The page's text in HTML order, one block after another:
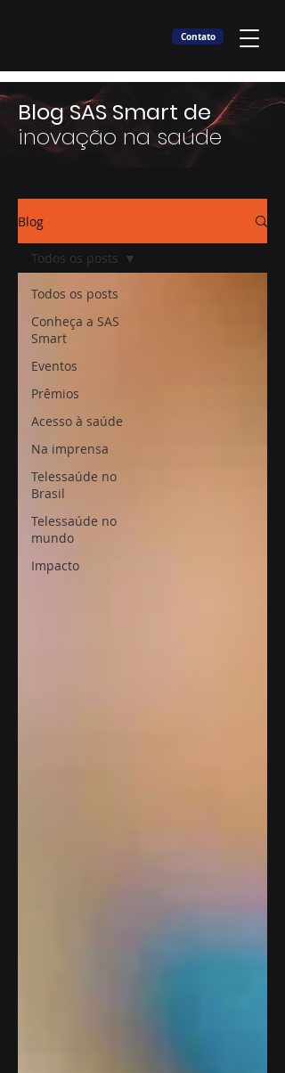
Contato
Blog SAS Smart de
inovação na saúde
Blog
Todos os posts
Conheça a SAS
Smart
Eventos
Prêmios
Acesso à saúde
Na imprensa
Telessaúde no
Brasil
Telessaúde no
mundo
Impacto
Todos os posts